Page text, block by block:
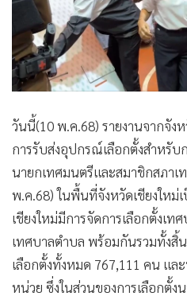
อินโดจีน
• กองทุนรวม
• Celeb Online
• Factcheck
• News1
• Gotomanager
วันนี้(10 พ.ค.68) รายงานจากจัง
การรับส่งอุปกรณ์เลือกตั้งสำหรับ
นายกเทศมนตรีและสมาชิกสภาเ
พ.ค.68) ในพื้นที่จังหวัดเชียงใหม่
เชียงใหม่มีการจัดการเลือกตั้งเท
เทศบาลตำบล พร้อมกันรวมทั้งสิ้
เลือกตั้งทั้งหมด 767,111 คน แล
หน่วย ซึ่งในส่วนของการเลือกตั้